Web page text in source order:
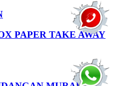
PAPER TAKE AWAY